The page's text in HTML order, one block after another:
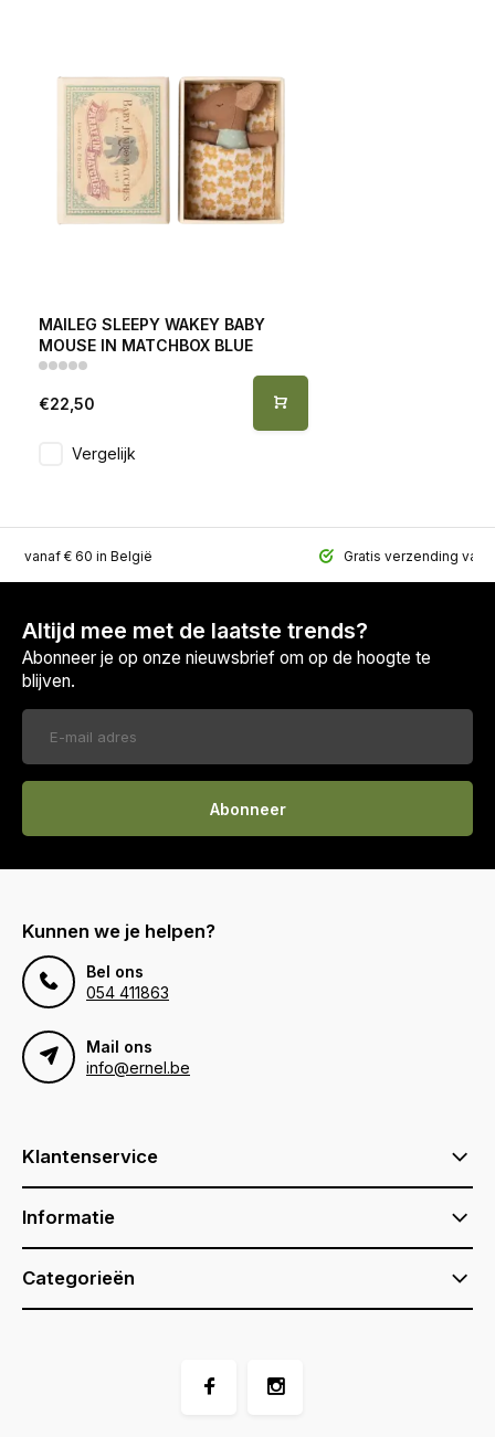
MAILEG SLEEPY WAKEY BABY
MOUSE IN MATCHBOX BLUE
€22,50
Vergelijk
vanaf € 60 in België Gratis verzending
Altijd mee met de laatste trends?
Abonneer je op onze nieuwsbrief om op de hoogte te
blijven.
Abonneer
Kunnen we je helpen?
Bel ons
054 411863
Mail ons
info@ernel.be
Klantenservice
Informatie
Categorieën